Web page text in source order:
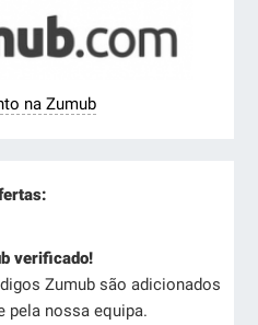
na Zumub
verificado!
Zumub são adicionados
pela nossa equipa.